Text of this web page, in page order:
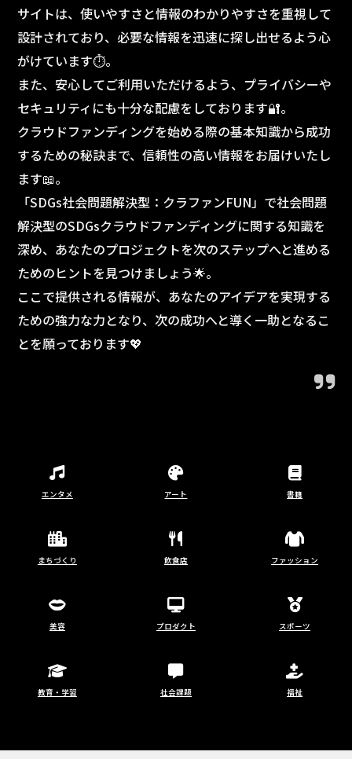
サイトは、使いやすさと情報のわかりやすさを重視して
設計されており、必要な情報を迅速に探し出せるよう心
がけています⏱️。
また、安心してご利用いただけるよう、プライバシーや
セキュリティにも十分な配慮をしております🔐。
クラウドファンディングを始める際の基本知識から成功
するための秘訣まで、信頼性の高い情報をお届けいたし
ます📖。
「SDGs社会問題解決型：クラファンFUN」で社会問題
解決型のSDGsクラウドファンディングに関する知識を
深め、あなたのプロジェクトを次のステップへと進める
ためのヒントを見つけましょう🌟。
ここで提供される情報が、あなたのアイデアを実現する
ための強力な力となり、次の成功へと導く一助となるこ
とを願っております💖
エンタメ アート 書籍
まちづくり 飲食店 ファッション
美容 プロダクト スポーツ
教育・学習 社会課題 福祉